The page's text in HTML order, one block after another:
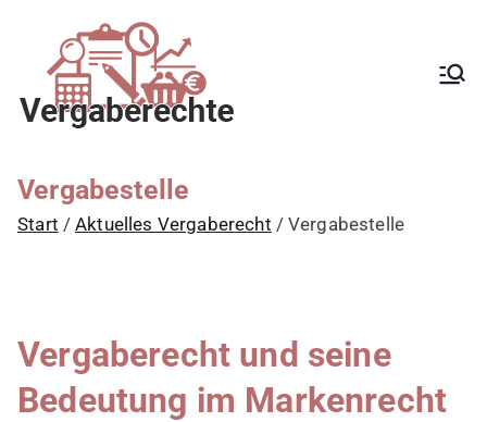
springen
sowie Bewerber
Zuwendungen, GWB, VgV, UGVO,
VoB/A, Rüge,
Vergabestelle
Start Aktuelles Vergaberecht Vergabestelle
Vergaberecht und seine
Bedeutung im Markenrecht